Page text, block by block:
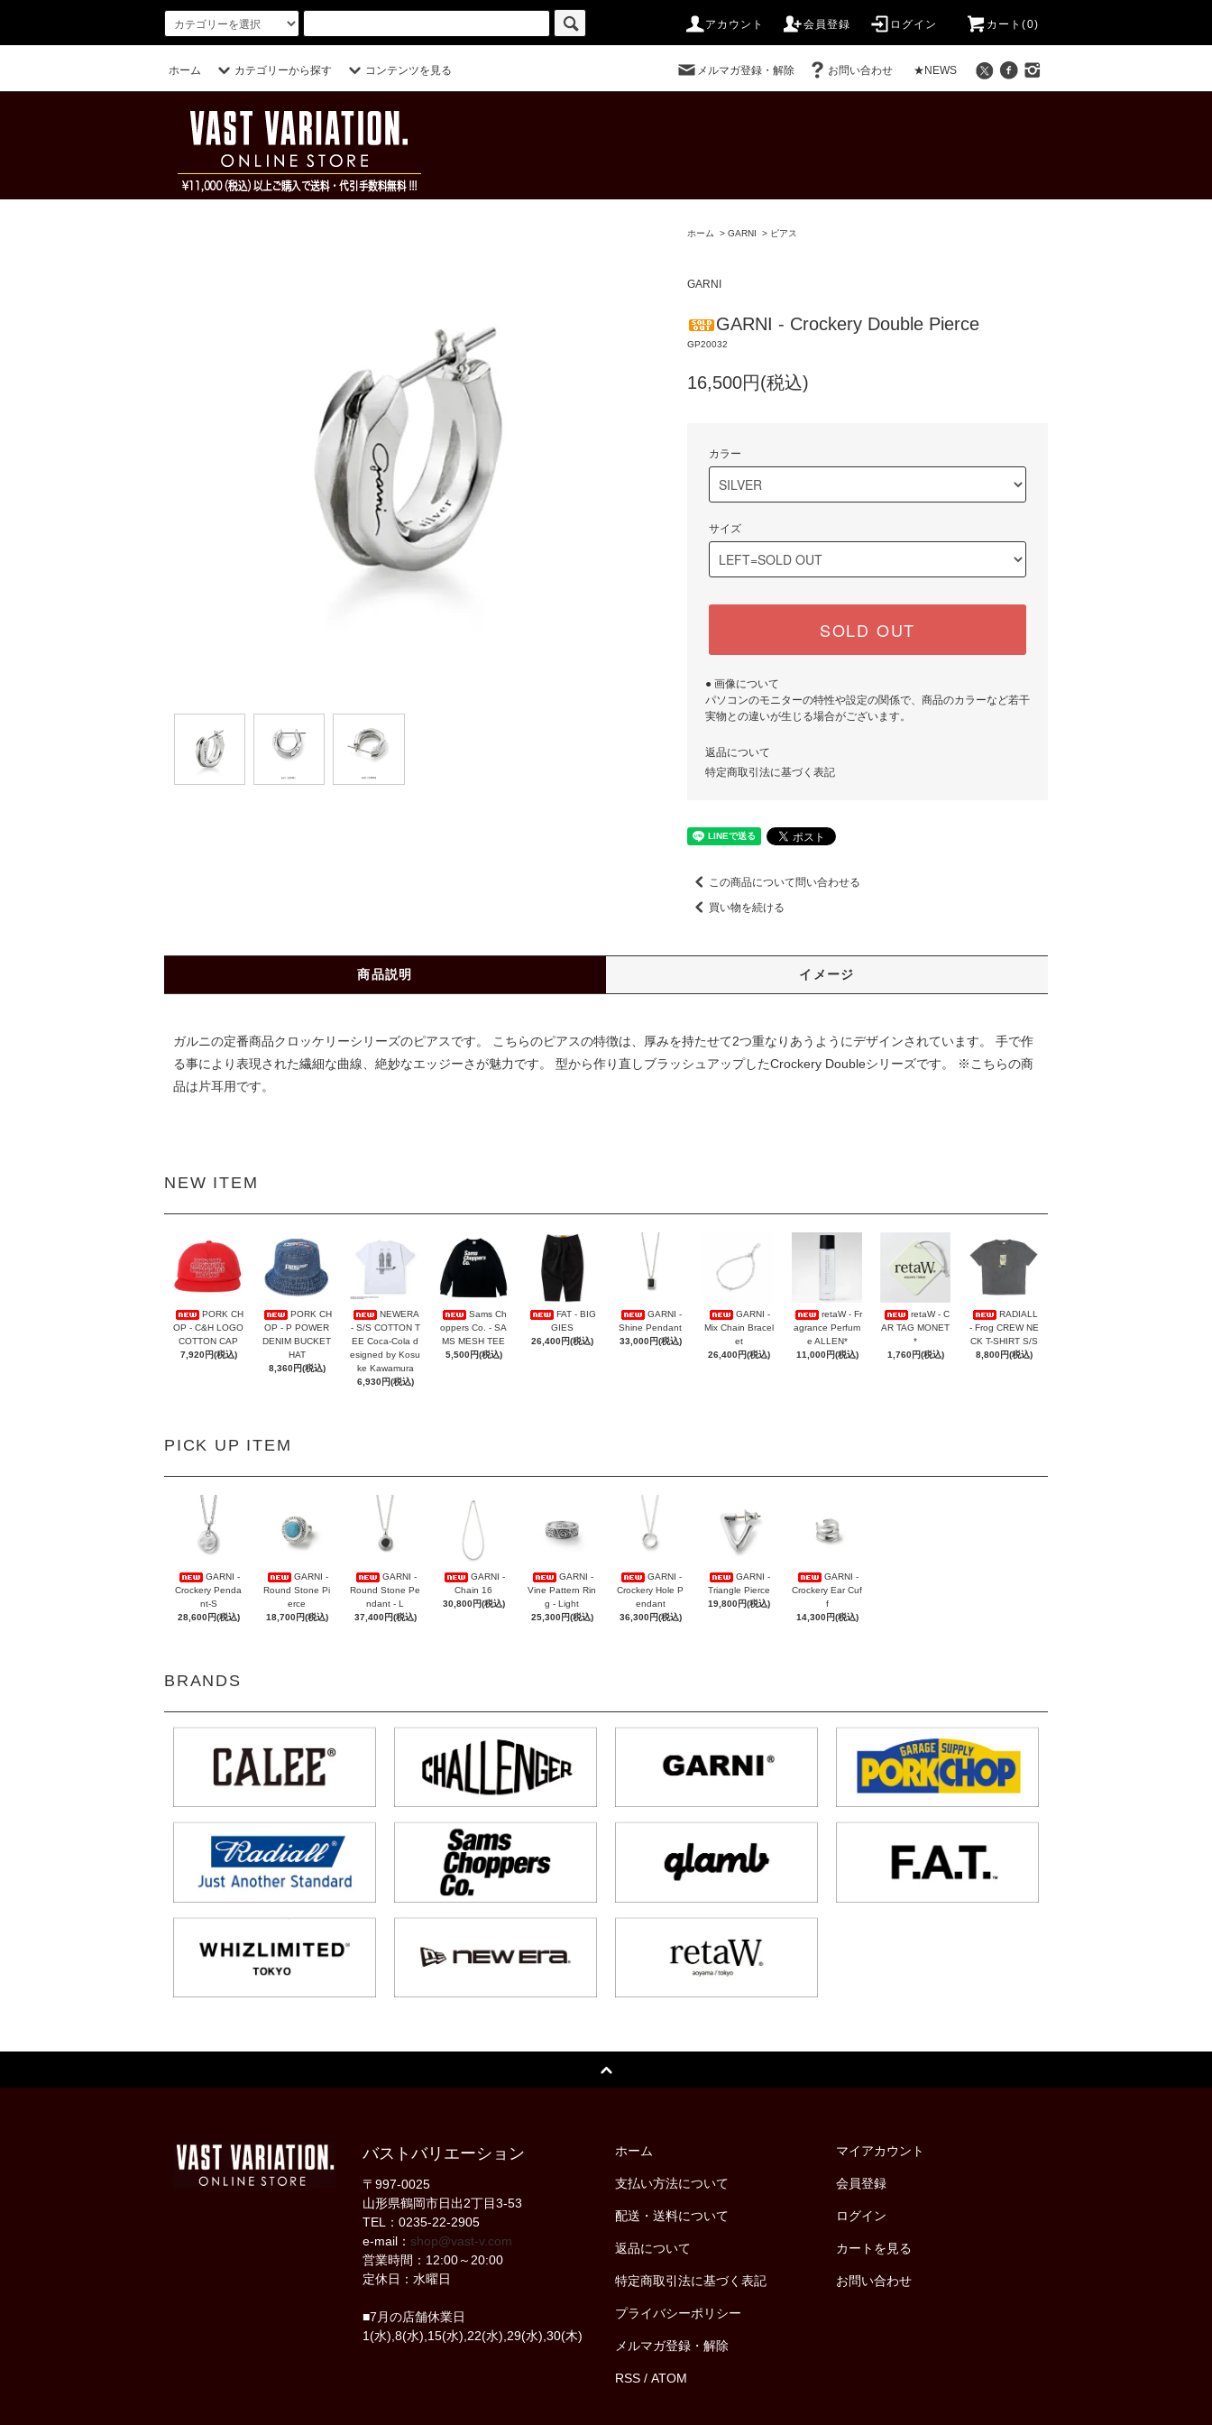
アカウント 会員登録 ログイン カート(0)
ホーム カテゴリーから探す コンテンツを見る メルマガ登録・解除 お問い合わせ ★NEWS
ホーム > GARNI > ピアス
GARNI
GARNI - Crockery Double Pierce
GP20032
16,500円(税込)
カラー
サイズ
SOLD OUT
● 画像について
パソコンのモニターの特性や設定の関係で、商品のカラーなど若干
実物との違いが生じる場合がございます。
返品について
特定商取引法に基づく表記
この商品について問い合わせる
買い物を続ける
商品説明 イメージ
ガルニの定番商品クロッケリーシリーズのピアスです。 こちらのピアスの特徴は、厚みを持たせて2つ重なりあうようにデザインされています。 手で作
る事により表現された繊細な曲線、絶妙なエッジーさが魅力です。 型から作り直しブラッシュアップしたCrockery Doubleシリーズです。 ※こちらの商
品は片耳用です。
NEW ITEM
PORK CH
OP - C&H LOGO
COTTON CAP
7,920円(税込)
PORK CH
OP - P POWER
DENIM BUCKET
HAT
8,360円(税込)
NEWERA
- S/S COTTON T
EE Coca-Cola d
esigned by Kosu
ke Kawamura
6,930円(税込)
Sams Ch
oppers Co. - SA
MS MESH TEE
5,500円(税込)
FAT - BIG
GIES
26,400円(税込)
GARNI -
Shine Pendant
33,000円(税込)
GARNI -
Mix Chain Bracel
et
26,400円(税込)
retaW - Fr
agrance Perfum
e ALLEN*
11,000円(税込)
retaW - C
AR TAG MONET
*
1,760円(税込)
RADIALL
- Frog CREW NE
CK T-SHIRT S/S
8,800円(税込)
PICK UP ITEM
GARNI -
Crockery Penda
nt-S
28,600円(税込)
GARNI -
Round Stone Pi
erce
18,700円(税込)
GARNI -
Round Stone Pe
ndant - L
37,400円(税込)
GARNI -
Chain 16
30,800円(税込)
GARNI -
Vine Pattern Rin
g - Light
25,300円(税込)
GARNI -
Crockery Hole P
endant
36,300円(税込)
GARNI -
Triangle Pierce
19,800円(税込)
GARNI -
Crockery Ear Cuf
f
14,300円(税込)
BRANDS
バストバリエーション
〒997-0025
山形県鶴岡市日出2丁目3-53
TEL：0235-22-2905
e-mail： shop@vast-v.com
営業時間：12:00～20:00
定休日：水曜日
■7月の店舗休業日
1(水),8(水),15(水),22(水),29(水),30(木)
ホーム
支払い方法について
配送・送料について
返品について
特定商取引法に基づく表記
プライバシーポリシー
メルマガ登録・解除
RSS/ ATOM
マイアカウント
会員登録
ログイン
カートを見る
お問い合わせ